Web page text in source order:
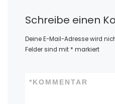
Schreibe einen
Deine E-Mail-Adresse wird
Felder sind mit * markiert
KOMMENTAR
*